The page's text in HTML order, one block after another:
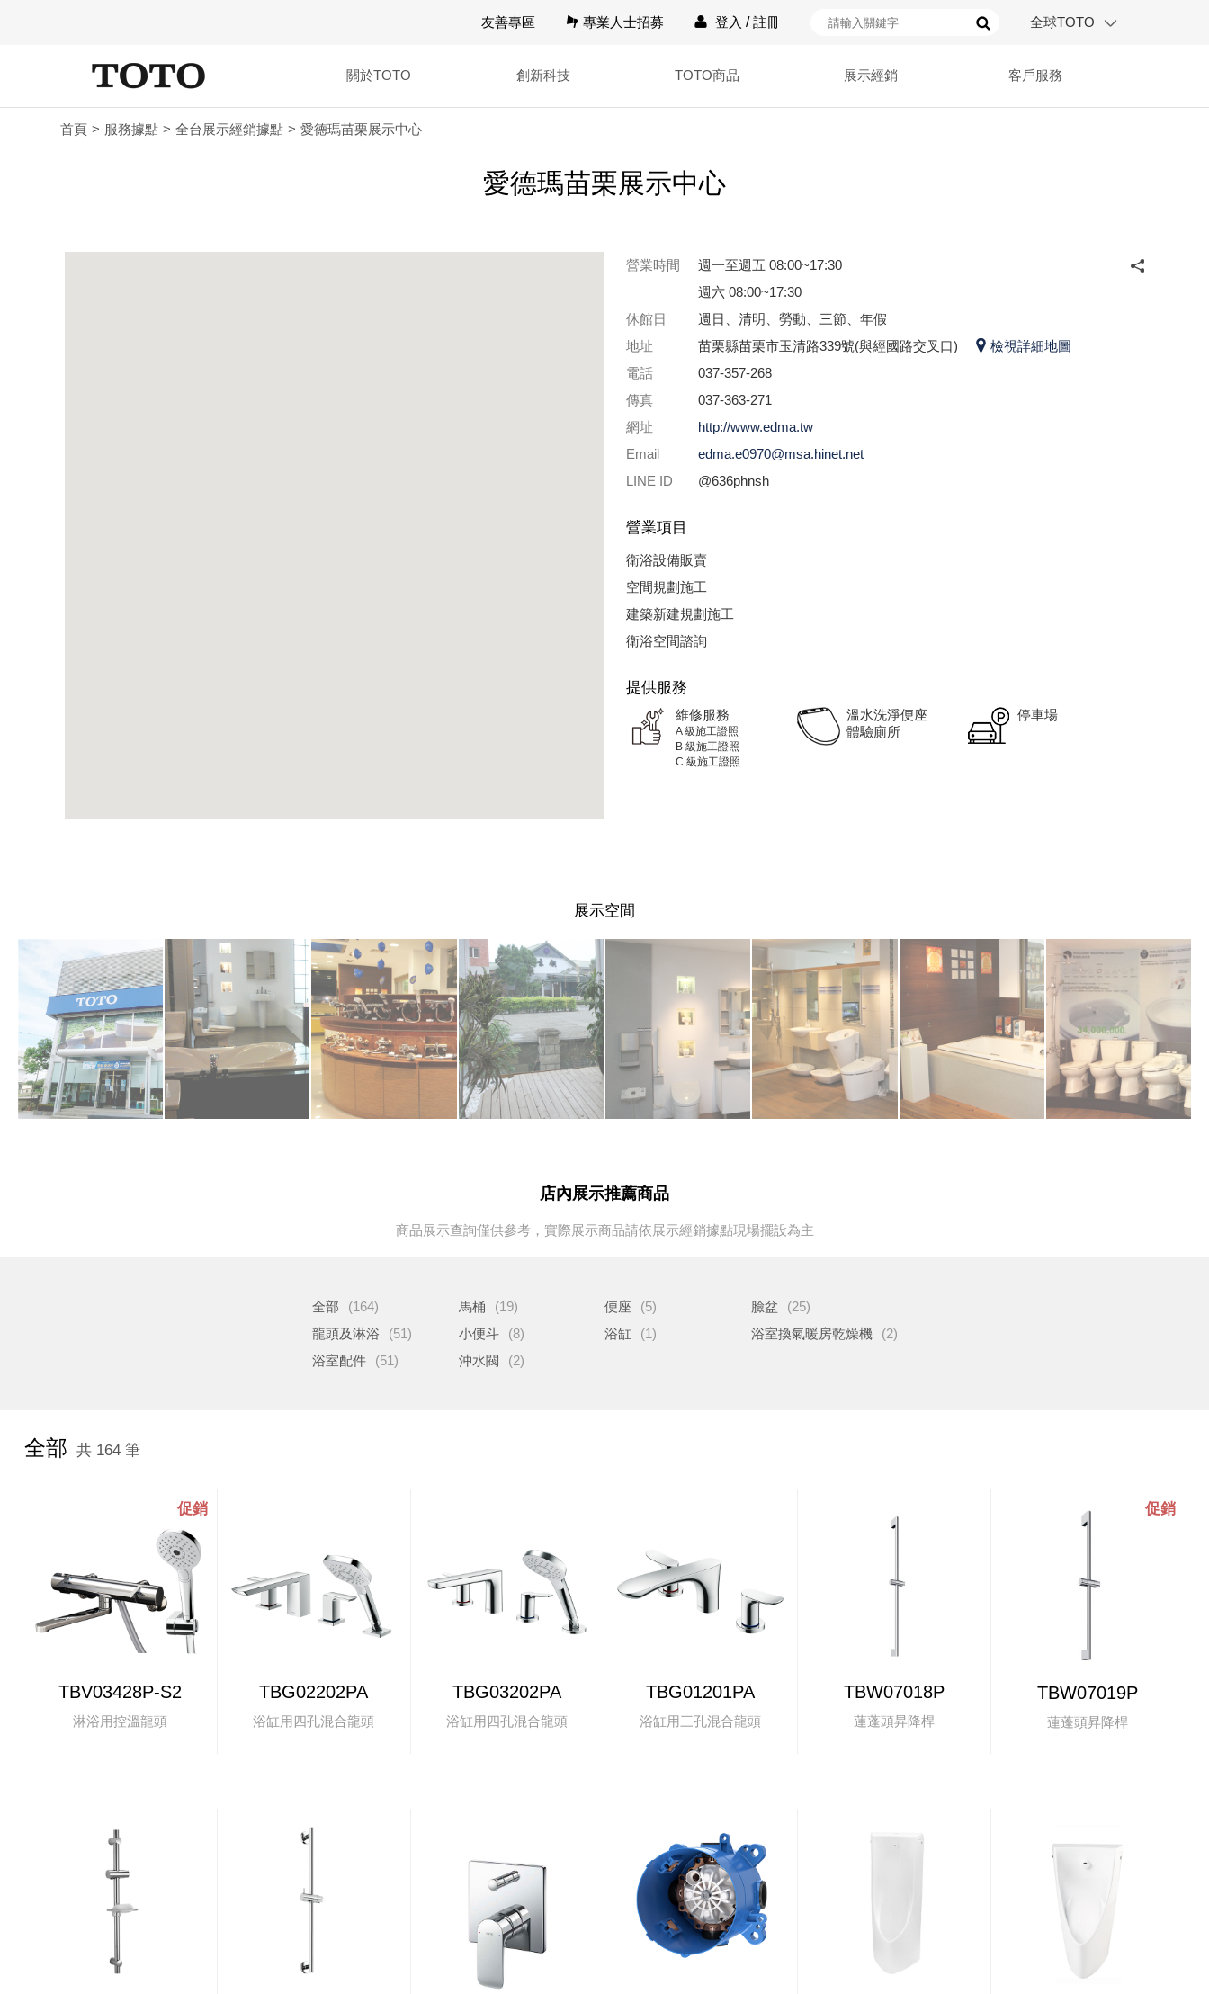
友善專區 專業人士招募 登入 /註冊 全球TOTO
關於TOTO 創新科技 TOTO商品 展示經銷 客戶服務
首頁 服務據點 全台展示經銷據點 愛德瑪苗栗展示中心
愛德瑪苗栗展示中心
營業時間
週一至週五 08:00~17:30
週六 08:00~17:30
休館日
週日、清明、勞動、三節、年假
地址
苗栗縣苗栗市玉清路339號(與經國路交叉口)
檢視詳細地圖
電話
037-357-268
傳真
037-363-271
網址
http://www.edma.tw
Email
edma.e0970@msa.hinet.net
LINE ID
@636phnsh
營業項目
衛浴設備販賣
空間規劃施工
建築新建規劃施工
衛浴空間諮詢
提供服務
維修服務
A 級施工證照
B 級施工證照
C 級施工證照
溫水洗淨便座
體驗廁所
停車場
展示空間
店內展示推薦商品
商品展示查詢僅供參考，實際展示商品請依展示經銷據點現場擺設為主
全部 (164) 馬桶 (19) 便座 (5) 臉盆
(25)
龍頭及淋浴
(51) 小便斗 (8) 浴缸 (1) 浴室換氣暖房乾燥機
(2)
浴室配件
(51) 沖水閥 (2)
全部 共 164 筆
TBV03428P-S2
淋浴用控溫龍頭
TBG02202PA
浴缸用四孔混合龍頭
TBG03202PA
浴缸用四孔混合龍頭
TBG01201PA
浴缸用三孔混合龍頭
TBW07018P
蓮蓬頭昇降桿
TBW07019P
蓮蓬頭昇降桿